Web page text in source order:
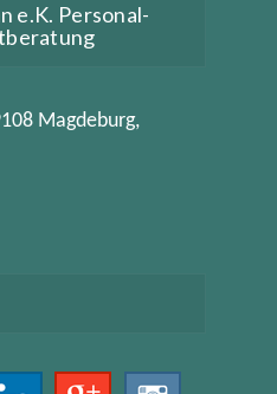
e.K. Personal-